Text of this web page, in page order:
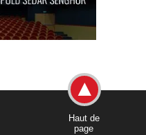
Haut de
page